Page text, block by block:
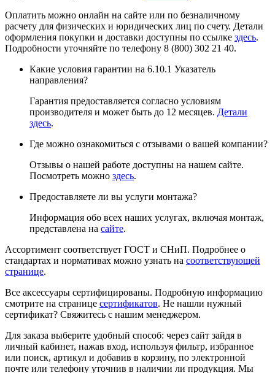
Оплатить можно онлайн на сайте или по безналичному
расчету для физических и юридических лиц по счету. Детали
оформления покупки и доставки доступны по ссылке здесь.
Подробности уточняйте по телефону 8 (800) 302 21 40.
Какие условия гарантии на 6.10.1 Указатель
направления?
Гарантия предоставляется согласно условиям
производителя и может быть до 12 месяцев. Детали
здесь.
Где можно ознакомиться с отзывами о вашей компании?
Отзывы о нашей работе доступны на нашем сайте.
Посмотреть можно здесь.
Предоставляете ли вы услуги монтажа?
Информация обо всех наших услугах, включая монтаж,
представлена на сайте.
Ассортимент соответствует ГОСТ и СНиП. Подробнее о
стандартах и нормативах можно узнать на соответствующей
странице.
Все аксессуары сертифицированы. Подробную информацию
смотрите на странице сертификатов. Не нашли нужный
сертификат? Свяжитесь с нашим менеджером.
Для заказа выберите удобный способ: через сайт зайдя в
личный кабинет, нажав вход, используя фильтр, избранное
или поиск, артикул и добавив в корзину, по электронной
почте или телефону уточнив в наличии ли продукция. Мы